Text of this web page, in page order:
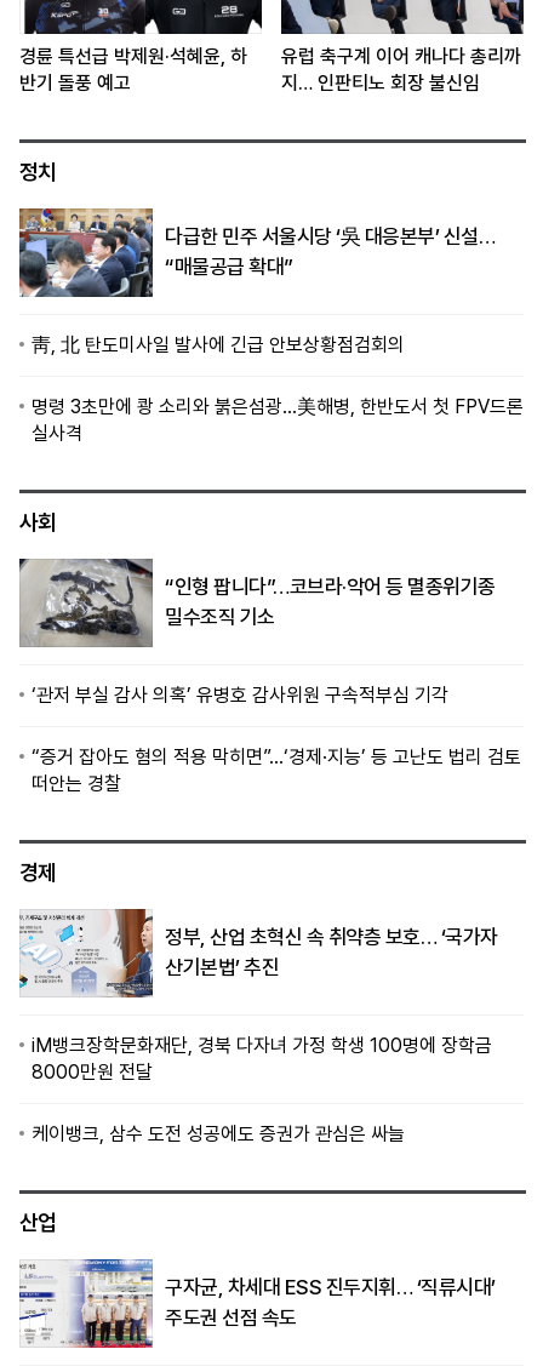
경륜 특선급 박제원·석혜윤, 하
반기 돌풍 예고
유럽 축구계 이어 캐나다 총리까
지… 인판티노 회장 불신임
정치
다급한 민주 서울시당 ‘吳 대응본부’ 신설…
“매물공급 확대”
靑, 北 탄도미사일 발사에 긴급 안보상황점검회의
명령 3초만에 쾅 소리와 붉은섬광…美해병, 한반도서 첫 FPV드론
실사격
사회
“인형 팝니다”…코브라·악어 등 멸종위기종
밀수조직 기소
‘관저 부실 감사 의혹’ 유병호 감사위원 구속적부심 기각
“증거 잡아도 혐의 적용 막히면”…‘경제·지능’ 등 고난도 법리 검토
떠안는 경찰
경제
정부, 산업 초혁신 속 취약층 보호… ‘국가자
산기본법’ 추진
iM뱅크장학문화재단, 경북 다자녀 가정 학생 100명에 장학금
8000만원 전달
케이뱅크, 삼수 도전 성공에도 증권가 관심은 싸늘
산업
구자균, 차세대 ESS 진두지휘… ‘직류시대’
주도권 선점 속도